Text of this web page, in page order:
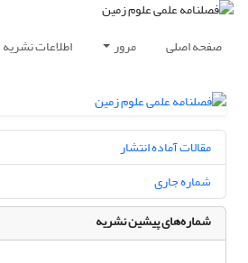
صفحه اصلی مرور اطلاعات نشریه
مقالات آماده انتشار
شماره جاری
شماره‌های پیشین نشریه